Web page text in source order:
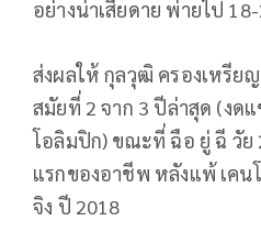
อย่างน่าเสียดาย พ่ายไป
ส่งผลให้ กุลวุฒิ ครองเหรีย
สมัยที่ 2 จาก 3 ปีล่าสุด (งด
โอลิมปิก) ขณะที่ ฉือ ยู่ ฉี วัย
แรกของอาชีพ หลังแพ้ เคน
จิง ปี 2018